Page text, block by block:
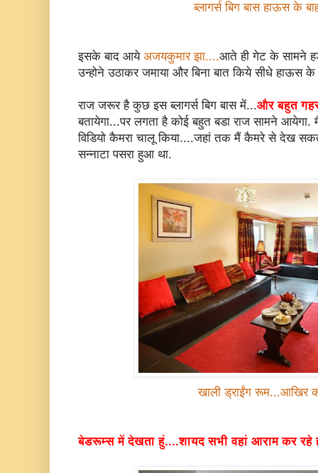
ब्लागर्स बिग बास हाऊस के
इसके बाद आये अजयकुमार झा....आते ही गेट के सामने
उन्होने उठाकर जमाया और बिना बात किये सीधे हाऊस
राज जरूर है कुछ इस ब्लागर्स बिग बास में...और बहुत
बतायेगा...पर लगता है कोई बहुत बडा राज सामने
विडियो कैमरा चालू किया....जहां तक मैं कैमरे से देख
सन्नाटा पसरा हुआ था.
खाली ड्राईंग रूम...आखिर
बेडरूम्स में देखता हुं....शायद सभी वहां आराम कर रहे